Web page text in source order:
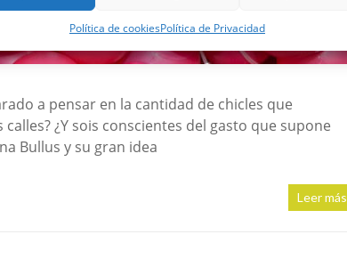
Política de cookiesPolítica de Privacidad
a pensar en la cantidad de chicles que
¿Y sois conscientes del gasto que supone
Bullus y su gran idea
Leer más